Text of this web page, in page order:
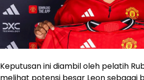
Keputusan ini diambil oleh pelatih